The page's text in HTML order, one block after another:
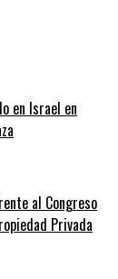
en Israel en
al Congreso
Privada